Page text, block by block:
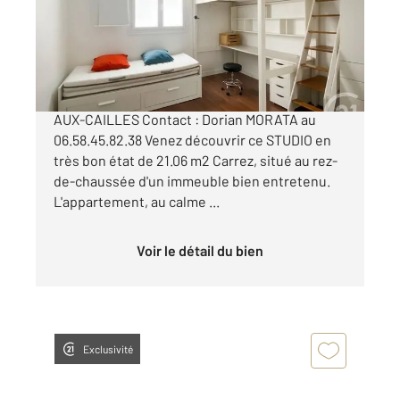
Appartement F1 à vendre
205 000 €
PARIS 13e Quartier PEUPLIERS - PIED BUTTES-
AUX-CAILLES Contact : Dorian MORATA au
06.58.45.82.38 Venez découvrir ce STUDIO en
très bon état de 21.06 m2 Carrez, situé au rez-
de-chaussée d'un immeuble bien entretenu.
L'appartement, au calme ...
Voir le détail du bien
Exclusivité